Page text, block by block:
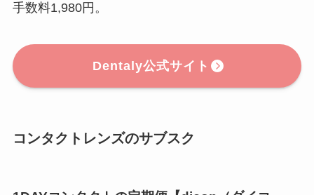
手数料1,980円。
Dentaly公式サイト
コンタクトレンズのサブスク